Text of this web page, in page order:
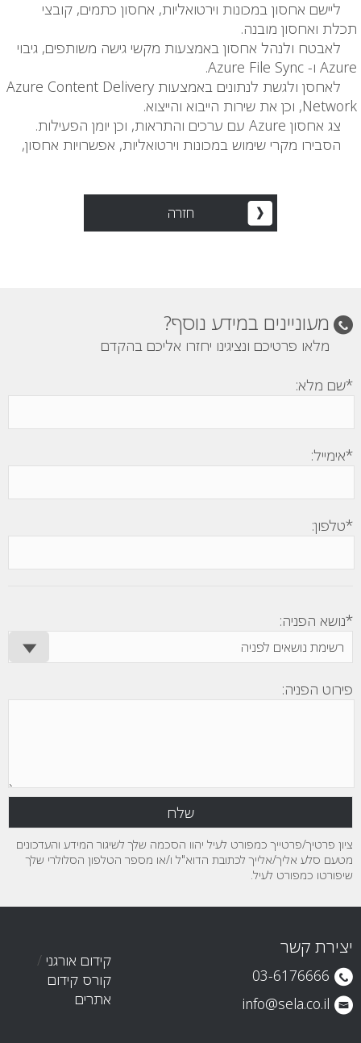
ליישם אחסון במכונות וירטואליות, אחסון כתמים, קובצי
תכלת ואחסון מובנה.
לאבטח ולנהל אחסון באמצעות מקשי גישה משותפים, גיבוי
Azure ו- Azure File Sync.
לאחסן ולגשת לנתונים באמצעות Azure Content Delivery
Network, וכן את שירות הייבוא ​​והייצוא.
צג אחסון Azure עם ערכים והתראות, וכן יומן הפעילות.
הסבירו מקרי שימוש במכונות וירטואליות, אפשרויות אחסון,
חזרה
מעוניינים במידע נוסף?
מלאו פרטיכם ונציגינו יחזרו אליכם בהקדם
*שם מלא:
*אימייל:
*טלפון:
*נושא הפניה:
פירוט הפניה:
ציון פרטיך/פרטייך כמפורט לעיל יהוו הסכמה שלך לשיגור המידע והעדכונים
מטעם סלע אליך/אלייך לכתובת הדוא"ל ו/או מספר הטלפון הסלולרי שלך
שיפורטו כמפורט לעיל.
יצירת קשר
03-6176666
info@sela.co.il
קידום אורגני /
קורס קידום
אתרים